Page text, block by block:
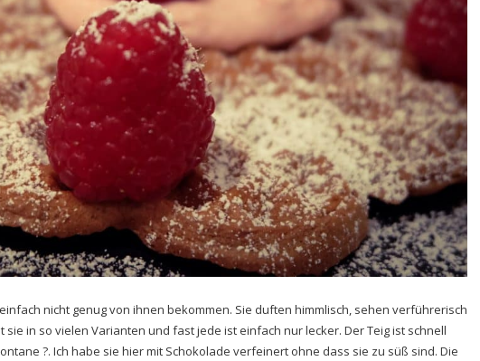
nicht genug von ihnen bekommen. Sie duften himmlisch, sehen verführerisch
sie in so vielen Varianten und fast jede ist einfach nur lecker. Der Teig ist schnell
?. Ich habe sie hier mit Schokolade verfeinert ohne dass sie zu süß sind. Die